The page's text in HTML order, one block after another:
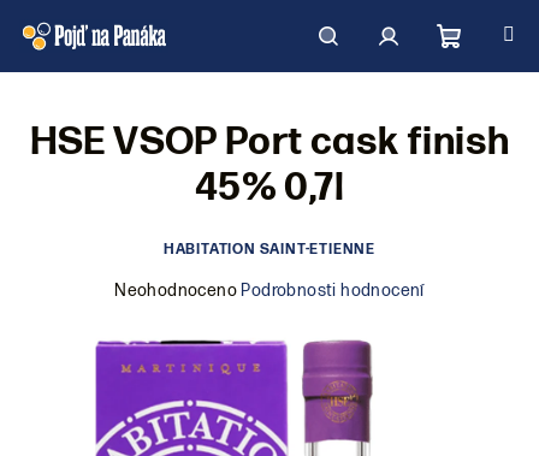
HledatPřihlášeníNákupní
košík
HSE VSOP Port cask finish
45% 0,7l
HABITATION SAINT-ETIENNE
Neohodnoceno Podrobnosti hodnocení